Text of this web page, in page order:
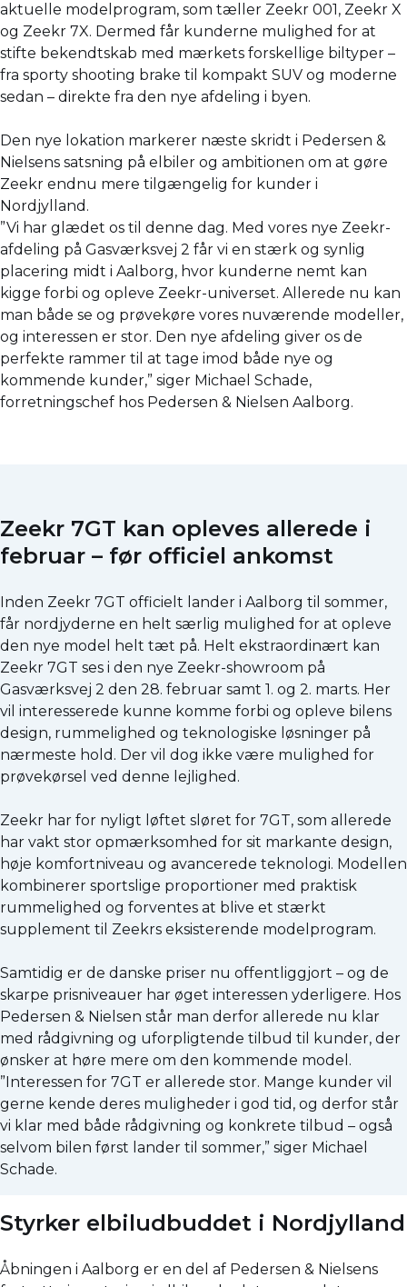
aktuelle modelprogram, som tæller Zeekr 001, Zeekr X
og Zeekr 7X. Dermed får kunderne mulighed for at
stifte bekendtskab med mærkets forskellige biltyper –
fra sporty shooting brake til kompakt SUV og moderne
sedan – direkte fra den nye afdeling i byen.
Den nye lokation markerer næste skridt i Pedersen &
Nielsens satsning på elbiler og ambitionen om at gøre
Zeekr endnu mere tilgængelig for kunder i
Nordjylland.
”Vi har glædet os til denne dag. Med vores nye Zeekr-
afdeling på Gasværksvej 2 får vi en stærk og synlig
placering midt i Aalborg, hvor kunderne nemt kan
kigge forbi og opleve Zeekr-universet. Allerede nu kan
man både se og prøvekøre vores nuværende modeller,
og interessen er stor. Den nye afdeling giver os de
perfekte rammer til at tage imod både nye og
kommende kunder,” siger Michael Schade,
forretningschef hos Pedersen & Nielsen Aalborg.
Zeekr 7GT kan opleves allerede i
februar – før officiel ankomst
Inden Zeekr 7GT officielt lander i Aalborg til sommer,
får nordjyderne en helt særlig mulighed for at opleve
den nye model helt tæt på. Helt ekstraordinært kan
Zeekr 7GT ses i den nye Zeekr-showroom på
Gasværksvej 2 den 28. februar samt 1. og 2. marts. Her
vil interesserede kunne komme forbi og opleve bilens
design, rummelighed og teknologiske løsninger på
nærmeste hold. Der vil dog ikke være mulighed for
prøvekørsel ved denne lejlighed.
Zeekr har for nyligt løftet sløret for 7GT, som allerede
har vakt stor opmærksomhed for sit markante design,
høje komfortniveau og avancerede teknologi. Modellen
kombinerer sportslige proportioner med praktisk
rummelighed og forventes at blive et stærkt
supplement til Zeekrs eksisterende modelprogram.
Samtidig er de danske priser nu offentliggjort – og de
skarpe prisniveauer har øget interessen yderligere. Hos
Pedersen & Nielsen står man derfor allerede nu klar
med rådgivning og uforpligtende tilbud til kunder, der
ønsker at høre mere om den kommende model.
”Interessen for 7GT er allerede stor. Mange kunder vil
gerne kende deres muligheder i god tid, og derfor står
vi klar med både rådgivning og konkrete tilbud – også
selvom bilen først lander til sommer,” siger Michael
Schade.
Styrker elbiludbuddet i Nordjylland
Åbningen i Aalborg er en del af Pedersen & Nielsens